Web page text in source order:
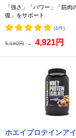
「強さ」「パワー」「筋肉
復」をサポート
(4件)
5,180円 → 4,921円
ホエイプロテインア